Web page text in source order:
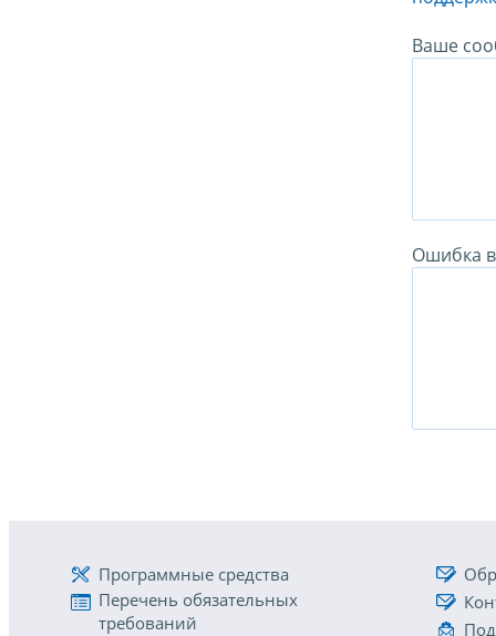
Ваше
Ошибка в
Программные средства
Перечень обязательных
требований